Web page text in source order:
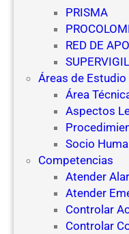
PRISMA
RED DE
Áreas de Estudio
Área
Aspectos
Socio
Competencias
Atender
Atender
Controlar
Controlar